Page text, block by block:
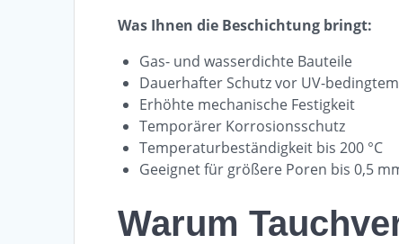
Was Ihnen die Beschichtung bringt:
Gas- und wasserdichte Bauteile
Dauerhafter Schutz vor UV-
Erhöhte mechanische Festigkeit
Temporärer Korrosionsschutz
Temperaturbeständigkeit bis 200 °C
Geeignet für größere Poren bis 0,5
Warum